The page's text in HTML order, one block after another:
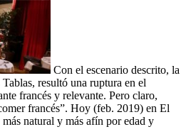
Con el escenario descrito, la
resultó una ruptura en el
francés y relevante. Pero claro,
francés”. Hoy (feb. 2019) en El
natural y más afín por edad y